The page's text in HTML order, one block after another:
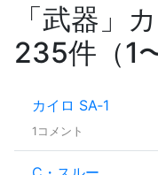
「武器」
235件（1
カイロ SA‐1
1コメント